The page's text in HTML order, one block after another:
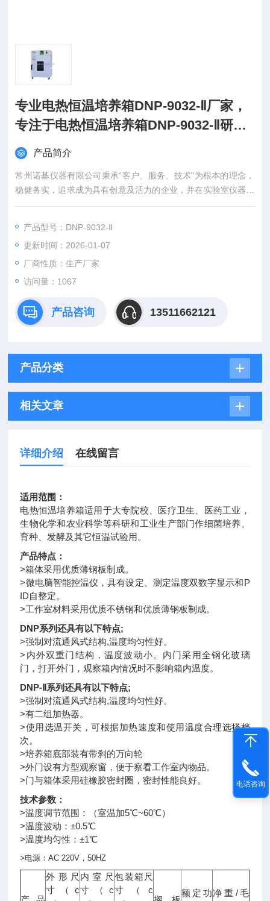
专业电热恒温培养箱DNP-9032-Ⅱ厂家，
专注于电热恒温培养箱DNP-9032-Ⅱ研发
生产
产品简介
常州诺基仪器有限公司秉承“客户、服务、技术"为根本的理念，
稳健务实，追求成为具有创意及活力的企业，并在实验室仪器领
域倍受推崇。
产品型号：DNP-9032-Ⅱ
更新时间：2026-01-07
厂商性质：生产厂家
访问量：1067
产品咨询 13511662121
产品分类
相关文章
详细介绍 在线留言
适用范围：
电热恒温培养箱适用于大专院校、医疗卫生、医药工业，
生物化学和农业科学等科研和工业生产部门作细菌培养、
育种、发酵及其它恒温试验用。
产品特点：
>箱体采用优质薄钢板制成。
>微电脑智能控温仪，具有设定、测定温度双数字显示和P
ID自整定。
>工作室材料采用优质不锈钢和优质薄钢板制成。
DNP系列还具有以下特点;
>强制对流通风式结构,温度均匀性好。
>内外双重门结构，温度波动小。内门采用全钢化玻璃
门，打开外门，观察箱内情况时不影响箱内温度。
DNP-Ⅱ系列还具有以下特点;
>强制对流通风式结构,温度均匀性好。
>有二组加热器。
>使用选温开关，可根据加热速度和使用温度合理选择档
次。
>培养箱底部装有带刹的万向轮
>外门设有方型观察窗，便于察看工作室内物品。
>门与箱体采用硅橡胶密封圈，密封性能良好。
技术参数：
>温度调节范围：（室温加5℃~60℃）
>温度波动：±0.5℃
>温度均匀性：±1℃
>电源：AC 220V ，50HZ
外形尺
寸（c
内室尺
寸（c
包装箱尺
寸（c
额定功净重 /毛
电话咨询